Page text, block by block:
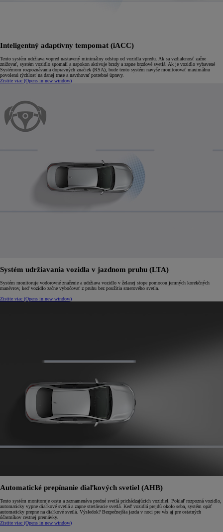
Inteligentný adaptívny tempomat (iACC)
Tento systém udržiava vopred nastavený minimálny odstup od vozidla vpredu. Ak sa vzdialenosť začne
znižovať, systém vozidlo spomalí a napokon aktivuje brzdy a zapne brzdové svetlá. Ak je vozidlo vybavené
Systémom rozpoznávania dopravných značiek (RSA), bude tento systém navyše monitorovať maximálnu
povolenú rýchlosť na danej trase a navrhovať potrebné úpravy.
Zistite viac (Opens in new window)
Systém udržiavania vozidla v jazdnom pruhu (LTA)
Systém monitoruje vodorovné značenie a udržiava vozidlo v želanej stope pomocou jemných korekčných
manévrov, keď vozidlo začne vybočovať z pruhu bez použitia smerového svetla.
Zistite viac (Opens in new window)
Automatické prepínanie diaľkových svetiel (AHB)
Tento systém monitoruje cestu a zaznamenáva predné svetlá prichádzajúcich vozidiel. Pokiaľ rozpozná vozidlo,
automaticky vypne diaľkové svetlá a zapne stretávacie svetlá. Keď vozidlá prejdú okolo seba, systém opäť
automaticky prepne na diaľkové svetlá. Výsledok? Bezpečnejšia jazda v noci pre vás aj pre ostatných
účastníkov cestnej premávky.
Zistite viac (Opens in new window)